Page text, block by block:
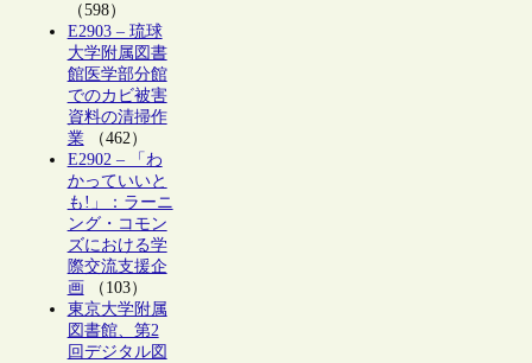
（598）
E2903 – 琉球
大学附属図書
館医学部分館
でのカビ被害
資料の清掃作
業（462）
E2902 – 「わ
かっていいと
も!」：ラーニ
ング・コモン
ズにおける学
際交流支援企
画 （103）
東京大学附属
図書館、第2
回デジタル図